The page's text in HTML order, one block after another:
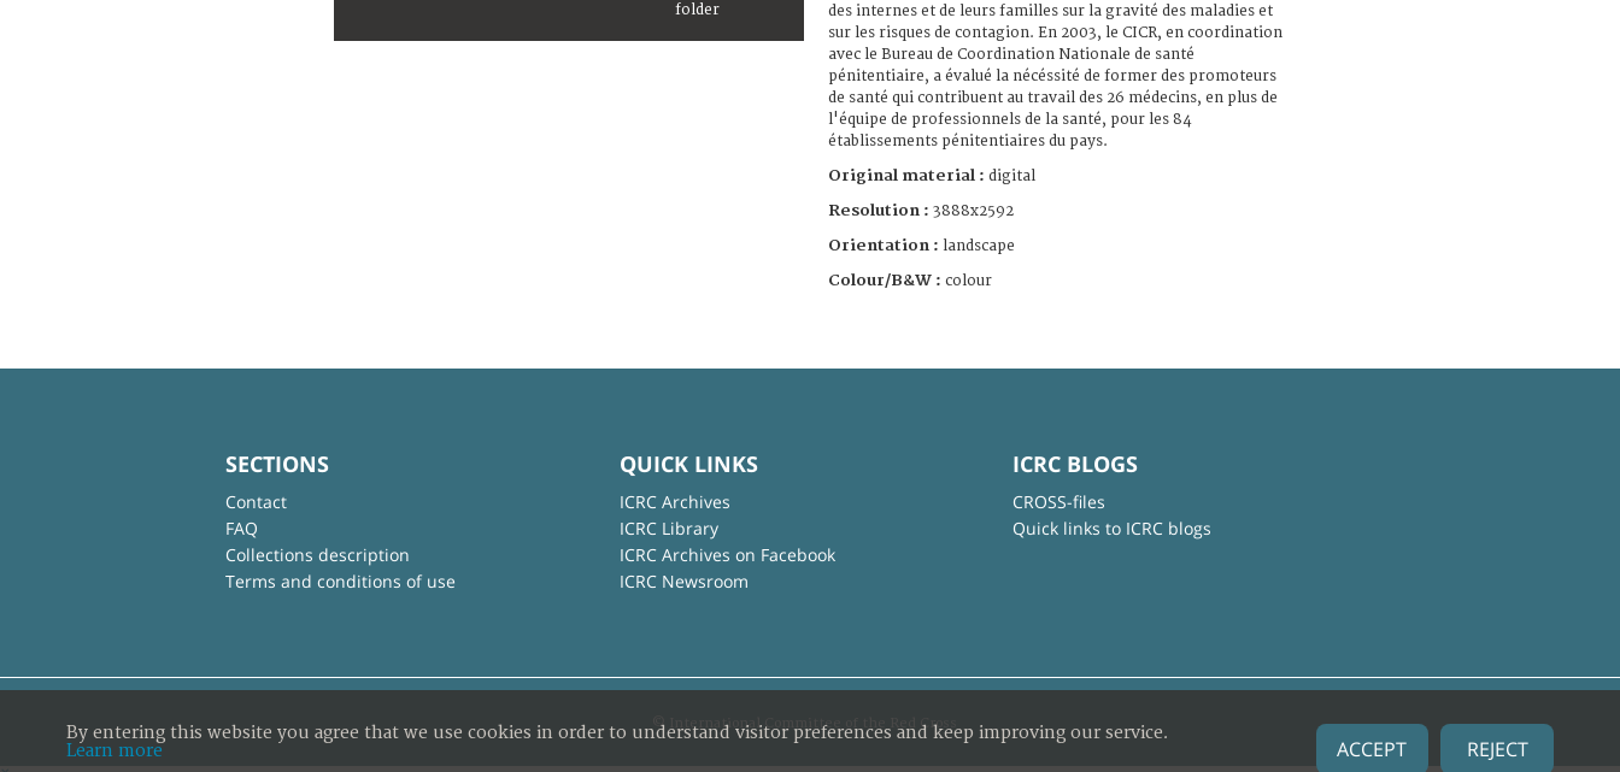
des internes et de leurs familles sur la gravité des maladies et
sur les risques de contagion. En 2003, le CICR, en coordination
avec le Bureau de Coordination Nationale de santé
pénitentiaire, a évalué la nécéssité de former des promoteurs
de santé qui contribuent au travail des 26 médecins, en plus de
l'équipe de professionnels de la santé, pour les 84
établissements pénitentiaires du pays.
Original material : digital
Resolution : 3888x2592
Orientation : landscape
Colour/B&W : colour
SECTIONS
Contact
FAQ
Collections description
Terms and conditions of use
QUICK LINKS
ICRC Archives
ICRC Library
ICRC Archives on Facebook
ICRC Newsroom
ICRC BLOGS
CROSS-files
Quick links to ICRC blogs
© International Committee of the Red Cross
By entering this website you agree that we use cookies in order to understand visitor preferences and keep improving our service.
Learn more
ACCEPT REJECT